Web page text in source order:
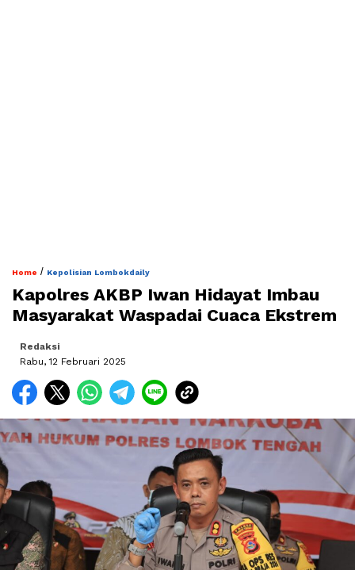
Home / Kepolisian Lombokdaily
Kapolres AKBP Iwan Hidayat Imbau
Masyarakat Waspadai Cuaca Ekstrem
Redaksi
Rabu, 12 Februari 2025